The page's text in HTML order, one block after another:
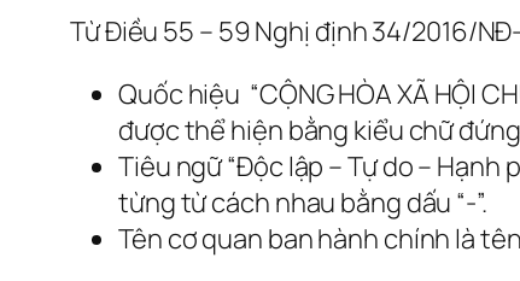
Từ Điều 55 – 59 Nghị định 34/2016/
Quốc hiệu “CỘNG HÒA XÃ HỘI
được thể hiện bằng kiểu chữ
Tiêu ngữ “Độc lập – Tự do –
từng từ cách nhau bằng dấu “-”.
Tên cơ quan ban hành chính là